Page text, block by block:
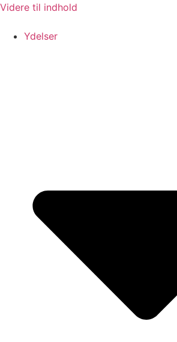
Videre til indhold
Ydelser